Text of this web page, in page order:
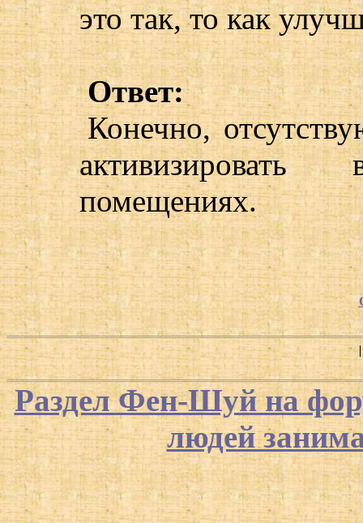
это так, то как
Ответ:
Конечно,
помещениях.
Раздел Фен-Шуй на
людей